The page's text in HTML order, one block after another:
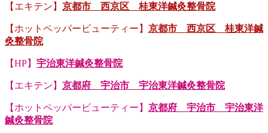
【エキテン】 京都市 西京区 桂東洋鍼灸整骨院
【ホットペッパービューティー】 京都市 西京区 桂東洋鍼
灸整骨院
【HP】 宇治東洋鍼灸整骨院
【エキテン】 京都府 宇治市 宇治東洋鍼灸整骨院
【ホットペッパービューティー】 京都府 宇治市 宇治東洋
鍼灸整骨院